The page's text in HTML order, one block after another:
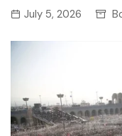
July 5, 2026